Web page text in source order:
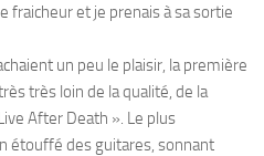
fraicheur et je prenais à sa sortie
un peu le plaisir, la première
très loin de la qualité, de la
After Death ». Le plus
étouffé des guitares, sonnant